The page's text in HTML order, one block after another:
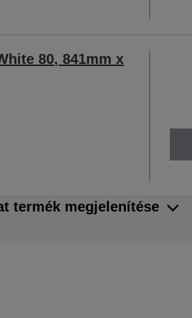
80, 841mm x
termék megjelenítése